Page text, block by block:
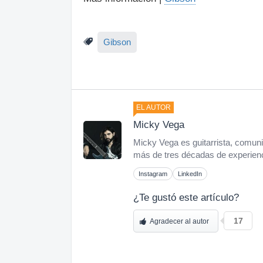
Gibson
EL AUTOR
Micky Vega
Micky Vega es guitarrista,
más de tres décadas de
Instagram LinkedIn
¿Te gustó este artículo?
Agradecer al autor 17